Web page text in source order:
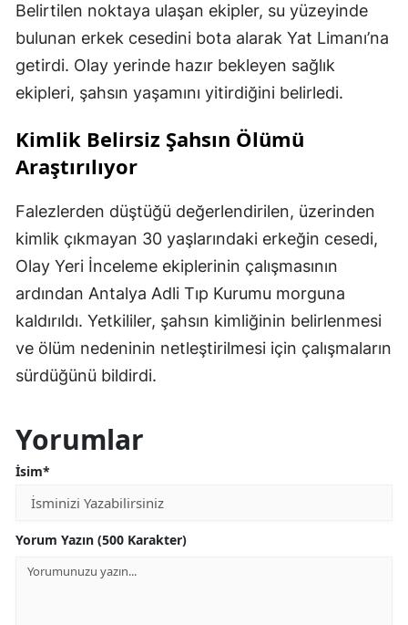
Belirtilen noktaya ulaşan ekipler, su yüzeyinde
bulunan erkek cesedini bota alarak Yat Limanı’na
getirdi. Olay yerinde hazır bekleyen sağlık
ekipleri, şahsın yaşamını yitirdiğini belirledi.
Kimlik Belirsiz Şahsın Ölümü
Araştırılıyor
Falezlerden düştüğü değerlendirilen, üzerinden
kimlik çıkmayan 30 yaşlarındaki erkeğin cesedi,
Olay Yeri İnceleme ekiplerinin çalışmasının
ardından Antalya Adli Tıp Kurumu morguna
kaldırıldı. Yetkililer, şahsın kimliğinin belirlenmesi
ve ölüm nedeninin netleştirilmesi için çalışmaların
sürdüğünü bildirdi.
Yorumlar
İsim*
Yorum Yazın (500 Karakter)